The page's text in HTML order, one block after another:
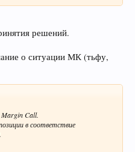
решений.
о ситуации МК (тьфу,
Call.
в соответствие